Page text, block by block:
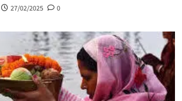
27/02/2025 0